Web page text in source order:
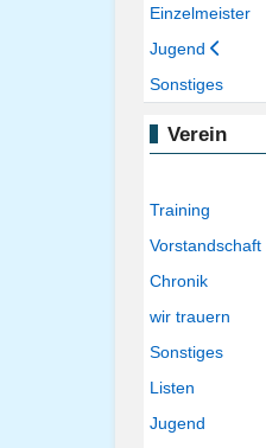
Einzelmeister
Jugend
Sonstiges
Verein
Training
Vorstandschaft
Chronik
wir trauern
Sonstiges
Listen
Jugend